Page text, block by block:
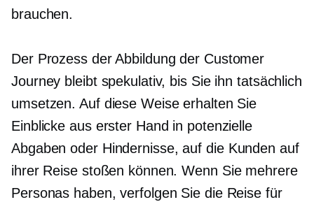
brauchen.
Der Prozess der Abbildung der Customer
Journey bleibt spekulativ, bis Sie ihn tatsächlich
umsetzen. Auf diese Weise erhalten Sie
Einblicke aus erster Hand in potenzielle
Abgaben oder Hindernisse, auf die Kunden auf
ihrer Reise stoßen können. Wenn Sie mehrere
Personas haben, verfolgen Sie die Reise für